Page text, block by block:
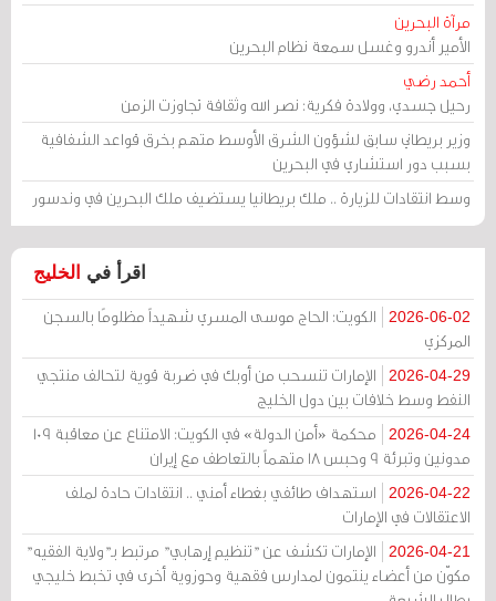
مرآة البحرين
الأمير أندرو وغسل سمعة نظام البحرين
أحمد رضي
رحيل جسدي، وولادة فكرية: نصر الله وثقافة تجاوزت الزمن
وزير بريطاني سابق لشؤون الشرق الأوسط متهم بخرق قواعد الشفافية
بسبب دور استشاري في البحرين
وسط انتقادات للزيارة .. ملك بريطانيا يستضيف ملك البحرين في وندسور
اقرأ في الخليج
2026-06-02
الكويت: الحاج موسى المسري شهيداً مظلومًا بالسجن
المركزي
2026-04-29
الإمارات تنسحب من أوبك في ضربة قوية لتحالف منتجي
النفط وسط خلافات بين دول الخليج
2026-04-24
محكمة «أمن الدولة» في الكويت: الامتناع عن معاقبة 109
مدونين وتبرئة 9 وحبس 18 متهماً بالتعاطف مع إيران
2026-04-22
استهداف طائفي بغطاء أمني .. انتقادات حادة لملف
الاعتقالات في الإمارات
2026-04-21
الإمارات تكشف عن "تنظيم إرهابي" مرتبط بـ"ولاية الفقيه"
مكوّن من أعضاء ينتمون لمدارس فقهية وحوزوية أخرى في تخبط خليجي